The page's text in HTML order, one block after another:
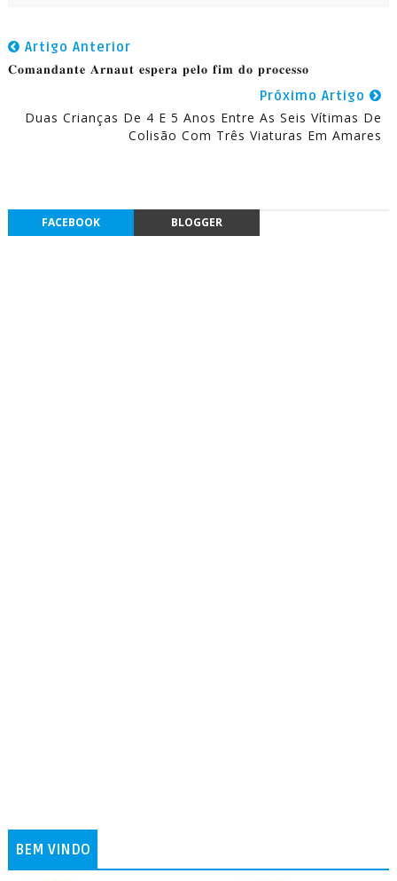
Artigo Anterior
𝐂𝐨𝐦𝐚𝐧𝐝𝐚𝐧𝐭𝐞 𝐀𝐫𝐧𝐚𝐮𝐭 𝐞𝐬𝐩𝐞𝐫𝐚 𝐩𝐞𝐥𝐨 𝐟𝐢𝐦 𝐝𝐨 𝐩𝐫𝐨𝐜𝐞𝐬𝐬𝐨
Próximo Artigo
Duas Crianças De 4 E 5 Anos Entre As Seis Vítimas De
Colisão Com Três Viaturas Em Amares
FACEBOOK BLOGGER
BEM VINDO